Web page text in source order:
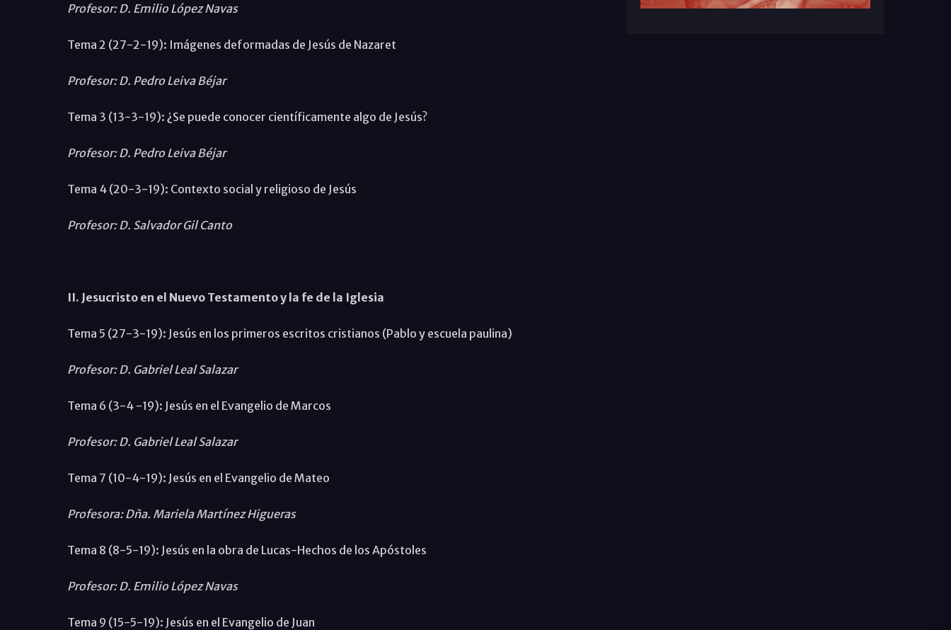
Profesor: D. Emilio López Navas
Tema 2 (27-2-19): Imágenes deformadas de Jesús de Nazaret
Profesor: D. Pedro Leiva Béjar
Tema 3 (13-3-19): ¿Se puede conocer científicamente algo de Jesús?
Profesor: D. Pedro Leiva Béjar
Tema 4 (20-3-19): Contexto social y religioso de Jesús
Profesor: D. Salvador Gil Canto
II. Jesucristo en el Nuevo Testamento y la fe de la Iglesia
Tema 5 (27-3-19): Jesús en los primeros escritos cristianos (Pablo y escuela paulina)
Profesor: D. Gabriel Leal Salazar
Tema 6 (3-4 -19): Jesús en el Evangelio de Marcos
Profesor: D. Gabriel Leal Salazar
Tema 7 (10-4-19): Jesús en el Evangelio de Mateo
Profesora: Dña. Mariela Martínez Higueras
Tema 8 (8-5-19): Jesús en la obra de Lucas-Hechos de los Apóstoles
Profesor: D. Emilio López Navas
Tema 9 (15-5-19): Jesús en el Evangelio de Juan